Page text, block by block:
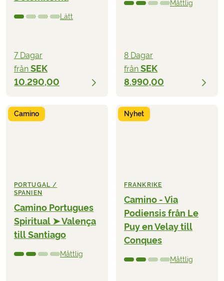
Lätt
7 Dagar
från SEK
10.290,00
Måttlig
8 Dagar
från SEK
8.990,00
Camino
PORTUGAL /
SPANIEN
Camino Portugues
Spiritual ➤ Valença
till Santiago
Måttlig
Nyhet
FRANKRIKE
Camino - Via
Podiensis från Le
Puy en Velay till
Conques
Måttlig